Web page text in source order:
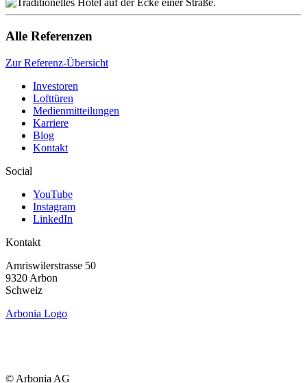
Alle Referenzen
Zur Referenz-Übersicht
Investoren
Lofttüren
Medienmitteilungen
Karriere
Blog
Kontakt
Social
YouTube
Instagram
LinkedIn
Kontakt
Amriswiler­strasse 50
9320 Arbon
Schweiz
Arbonia Logo
© Arbonia AG